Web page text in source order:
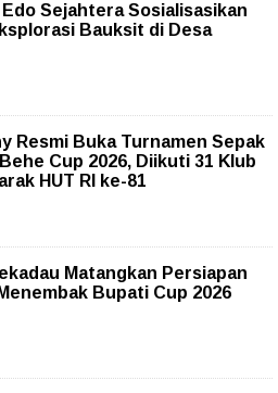
Sejahtera Sosialisasikan
Bauksit di Desa
Resmi Buka Turnamen Sepak
Cup 2026, Diikuti 31 Klub
HUT RI ke-81
Matangkan Persiapan
Bupati Cup 2026